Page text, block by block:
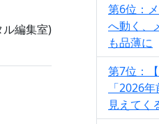
編集室)
第6位：
へ動く、
も品薄に
第7位：
「2026
見えてく